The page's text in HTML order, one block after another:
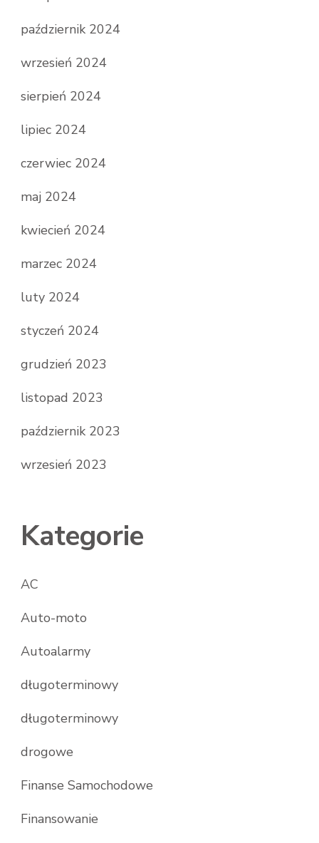
październik 2024
wrzesień 2024
sierpień 2024
lipiec 2024
czerwiec 2024
maj 2024
kwiecień 2024
marzec 2024
luty 2024
styczeń 2024
grudzień 2023
listopad 2023
październik 2023
wrzesień 2023
Kategorie
AC
Auto-moto
Autoalarmy
długoterminowy
długoterminowy
drogowe
Finanse Samochodowe
Finansowanie